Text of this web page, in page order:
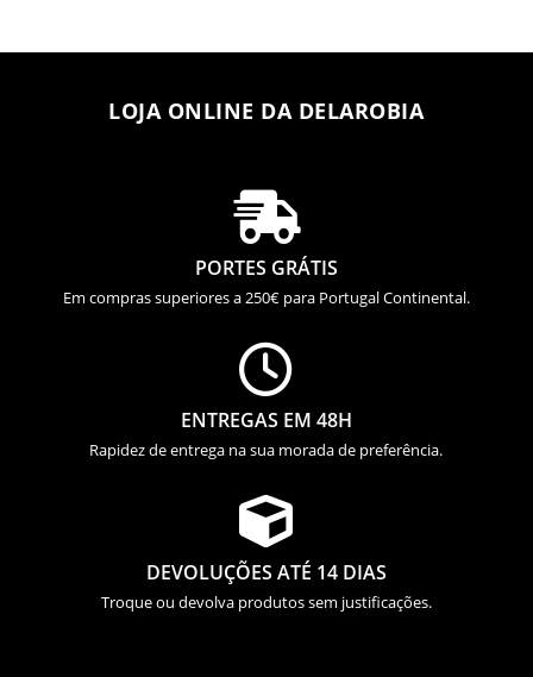
LOJA ONLINE DA DELAROBIA

PORTES GRÁTIS
Em compras superiores a 250€ para Portugal Continental.

ENTREGAS EM 48H
Rapidez de entrega na sua morada de preferência.

DEVOLUÇÕES ATÉ 14 DIAS
Troque ou devolva produtos sem justificações.